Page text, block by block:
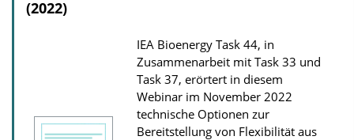
(2022)
IEA Bioenergy Task 44, in
Zusammenarbeit mit Task 33 und
Task 37, erörtert in diesem
Webinar im November 2022
technische Optionen zur
Bereitstellung von Flexibilität aus